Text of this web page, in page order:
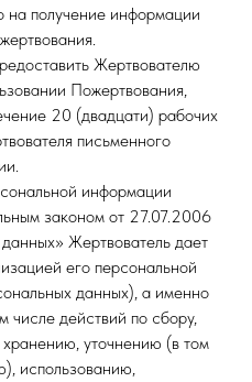
на получение информации
Жертвователю
Пожертвования,
20 (двадцати) рабочих
письменного
информации
законом от 27.07.2006
Жертвователь дает
его персональной
данных), а именно
числе действий по сбору,
уточнению (в том
использованию,